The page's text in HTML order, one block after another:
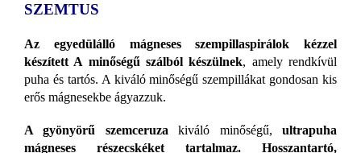
SZEMTUS
Az egyedülálló mágneses szempillaspirálok kézzel
készített A minőségű szálból készülnek, amely rendkívül
puha és tartós. A kiváló minőségű szempillákat gondosan kis
erős mágnesekbe ágyazzuk.
A gyönyörű szemceruzakiváló minőségű,ultrapuha
mágneses részecskéket tartalmaz.
Hosszantartó,